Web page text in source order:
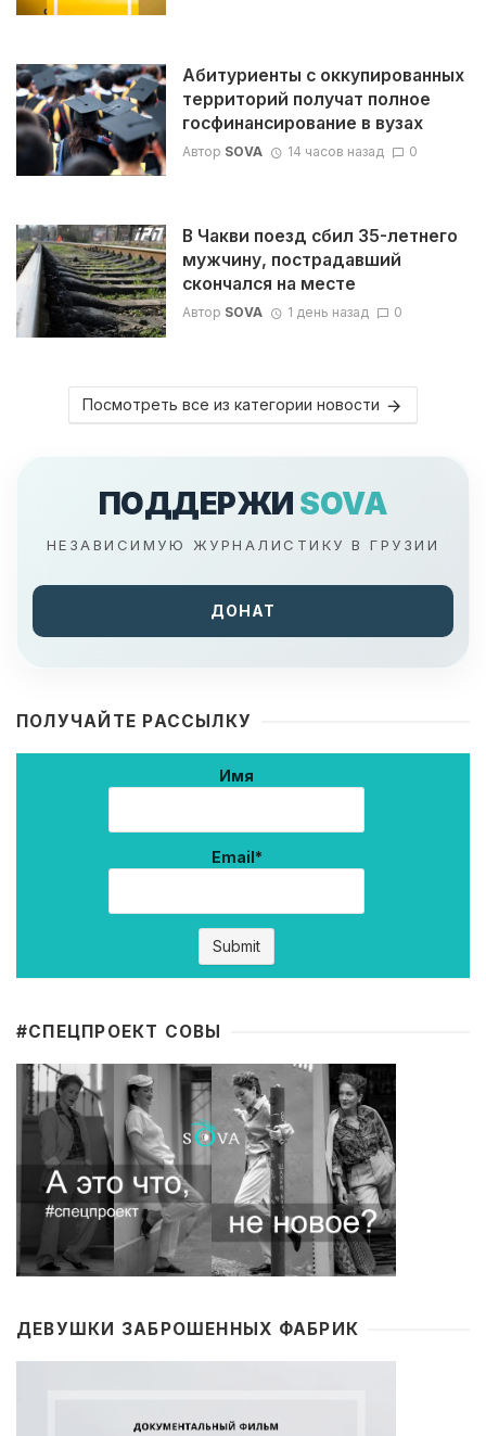
Абитуриенты с оккупированных
территорий получат полное
госфинансирование в вузах
Автор SOVA 14 часов назад 0
В Чакви поезд сбил 35-летнего
мужчину, пострадавший
скончался на месте
Автор SOVA 1 день назад 0
Посмотреть все из категории новости
ПОДДЕРЖИ SOVA
НЕЗАВИСИМУЮ ЖУРНАЛИСТИКУ В ГРУЗИИ
ДОНАТ
ПОЛУЧАЙТЕ РАССЫЛКУ
Имя
Email*
#CПЕЦПРОЕКТ СОВЫ
ДЕВУШКИ ЗАБРОШЕННЫХ ФАБРИК